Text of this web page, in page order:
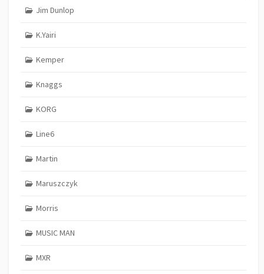
Jim Dunlop
K.Yairi
Kemper
Knaggs
KORG
Line6
Martin
Maruszczyk
Morris
MUSIC MAN
MXR